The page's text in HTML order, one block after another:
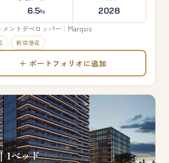
6.5% 2028
メントデベロッパー：Marquis
新空港近
＋ ポートフォリオに追加
ベッド